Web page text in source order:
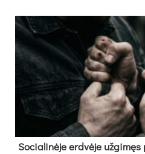
So­cia­li­nė­je erd­vė­je